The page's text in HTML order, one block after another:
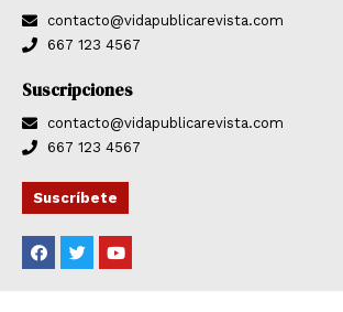
contacto@vidapublicarevista.com
667 123 4567
Suscripciones
contacto@vidapublicarevista.com
667 123 4567
Suscríbete
F
a
c
T
w
i
Y
o
u